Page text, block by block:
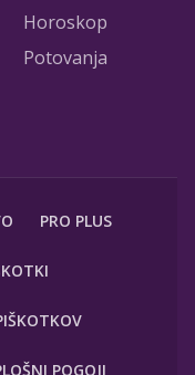
Horoskop
Potovanja
PRO PLUS
POGOJI